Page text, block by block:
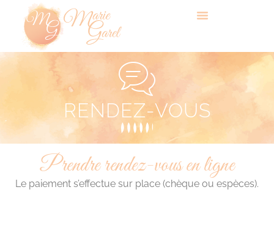
RENDEZ-VOUS
Prendre rendez-vous en ligne
Le paiement s’effectue sur place (chèque ou espèces).